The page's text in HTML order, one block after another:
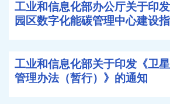
工业和信息化部办公厅关于印
园区数字化能碳管理中心建设
工业和信息化部关于印发《卫
管理办法（暂行）》的通知